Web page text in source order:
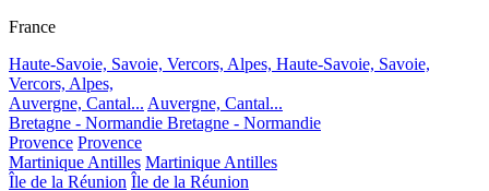
France
Haute-Savoie, Savoie, Vercors, Alpes, Haute-Savoie, Savoie,
Vercors, Alpes,
Auvergne, Cantal... Auvergne, Cantal...
Bretagne - Normandie Bretagne - Normandie
Provence Provence
Martinique Antilles Martinique Antilles
Île de la Réunion Île de la Réunion